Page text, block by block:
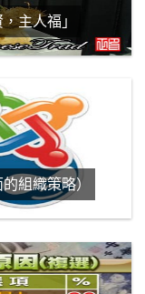
主人福」
組織策略）